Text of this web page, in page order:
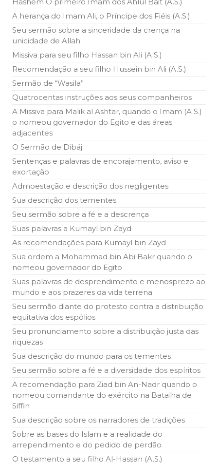
Em nome de Deus, O Clemente, O Misericordioso! O Centro
Islâmico no Brasil parabeniza a nação islâmica pela chegada
no ano novo muçulmano de 1435 Hejrita. Desejamos a
todos os irmãos e irmãs um novo
Falecimento do Imam Ali Ibn Al-Hussein
(A.S.)
data em que relembramos o martírio do quarto Imam dos
(A.S.), conhecido por “Zein Al-Ábidin” (Formosura
NOTÍCIAS
Centro Islâmico no Brasil recebe o ex-
ministro das Relações Exteriores da
Na noite da quinta-feira, 03 de Abril, o Centro Islâmico no
Brasil recebeu em sua sede, em São Paulo, o ex-ministro das
Relações Exteriores da República Islâmica do Irã, Sr. Kamal
Kharrazi, que encontra-se visitando
A herança do Imam Ali, o Príncipe dos Fiéis (A.S.)
Seu sermão sobre a sinceridade da crença na
unicidade de Allah
Missiva para seu filho Hassan bin Ali (A.S.)
Recomendação a seu filho Hussein bin Ali (A.S.)
Sermão de “Wasila”
Quatrocentas instruções aos seus companheiros
A Missiva para Malik al Ashtar, quando o Imam (A.S.)
o nomeou governador do Egito e das áreas
adjacentes
O Sermão de Dibáj
Sentenças e palavras de encorajamento, aviso e
exortação
Admoestação e descrição dos negligentes
Sua descrição dos tementes
Seu sermão sobre a fé e a descrença
Suas palavras a Kumayl bin Zayd
As recomendações para Kumayl bin Zayd
Sua ordem a Mohammad bin Abi Bakr quando o
nomeou governador do Egito
Suas palavras de desprendimento e menosprezo ao
mundo e aos prazeres da vida terrena
Seu sermão diante do protesto contra a distribuição
equitativa dos espólios
Seu pronunciamento sobre a distribuição justa das
riquezas
Sua descrição do mundo para os tementes
Seu sermão sobre a fé e a diversidade dos espíritos
A recomendação para Ziad bin An-Nadr quando o
nomeou comandante do exército na Batalha de
Siffin
Sua descrição sobre os narradores de tradições
Sobre as bases do Islam e a realidade do
arrependimento e do pedido de perdão
O testamento a seu filho Al-Hassan (A.S.)